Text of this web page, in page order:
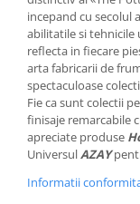
WONDERLUST
MORRIS&AMP;CO
KINGSLEY
SERENDIPITY GOLD
SERENDIPITY
CHELSEA
MEDICEA
incepand cu secolul
abilitatile si tehnicile
reflecta in fiecare
arta fabricarii de
spectaculoase
Fie ca sunt colectii
finisaje remarcabile
apreciate produse
UniversulAZAY
Informatii